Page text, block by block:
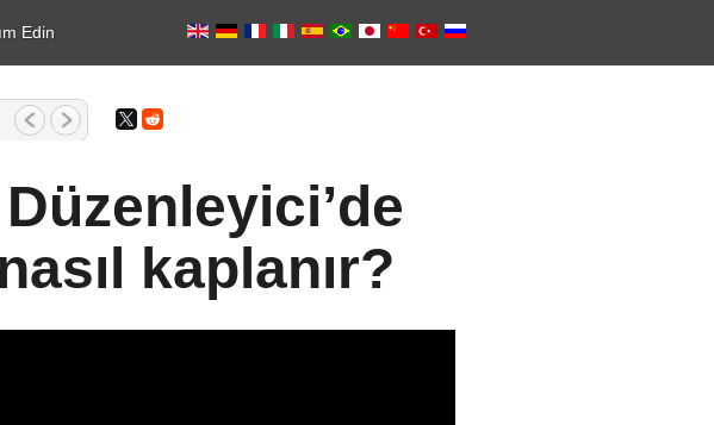
Edin
kaplanır?